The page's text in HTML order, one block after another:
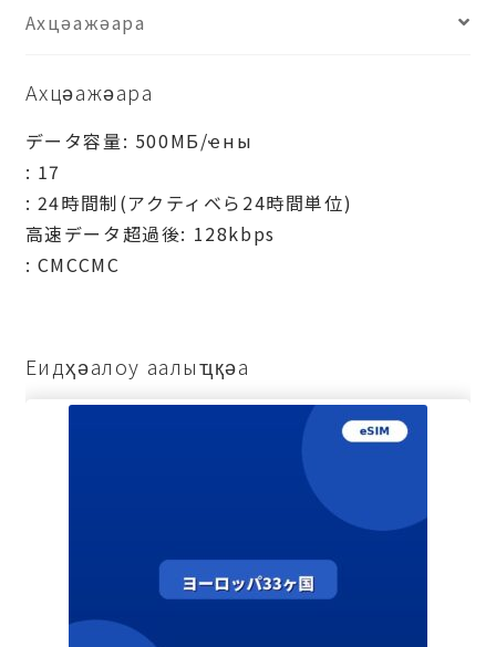
Ахцәажәара
Ахцәажәара
データ容量: 500МБ/ҽны
: 17
: 24時間制(アクティベら24時間単位)
高速データ超過後: 128kbps
: СМССМС
Еидҳәалоу аалыҵқәа